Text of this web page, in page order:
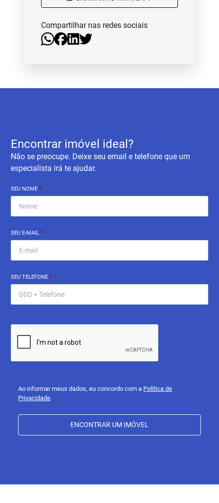
Compartilhar nas redes sociais
Encontrar imóvel ideal?
Não se preocupe. Deixe seu email e telefone que um
especialista irá te ajudar.
SEU NOME*
SEU E-MAIL*
SEU TELEFONE*
Ao informar meus dados, eu concordo com a Política de
Privacidade.
ENCONTRAR UM IMÓVEL